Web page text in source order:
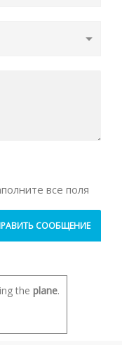
все поля
the plane.